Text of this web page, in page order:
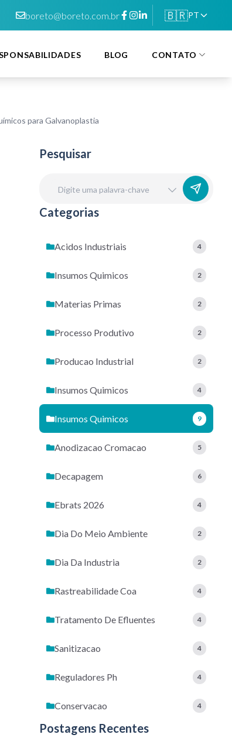
boreto@boreto.com.br 🇧🇷PT
BLOG CONTATO
para Galvanoplastia
Pesquisar
Categorias
Acidos Industriais 4
Insumos Quimicos 2
Materias Primas 2
Processo Produtivo 2
Producao Industrial 2
Insumos Quimicos 4
Insumos Quimicos 9
Anodizacao Cromacao 5
Decapagem 6
Ebrats 2026 4
Dia Do Meio Ambiente 2
Dia Da Industria 2
Rastreabilidade Coa 4
Tratamento De Efluentes 4
Sanitizacao 4
Reguladores Ph 4
Conservacao 4
Postagens Recentes